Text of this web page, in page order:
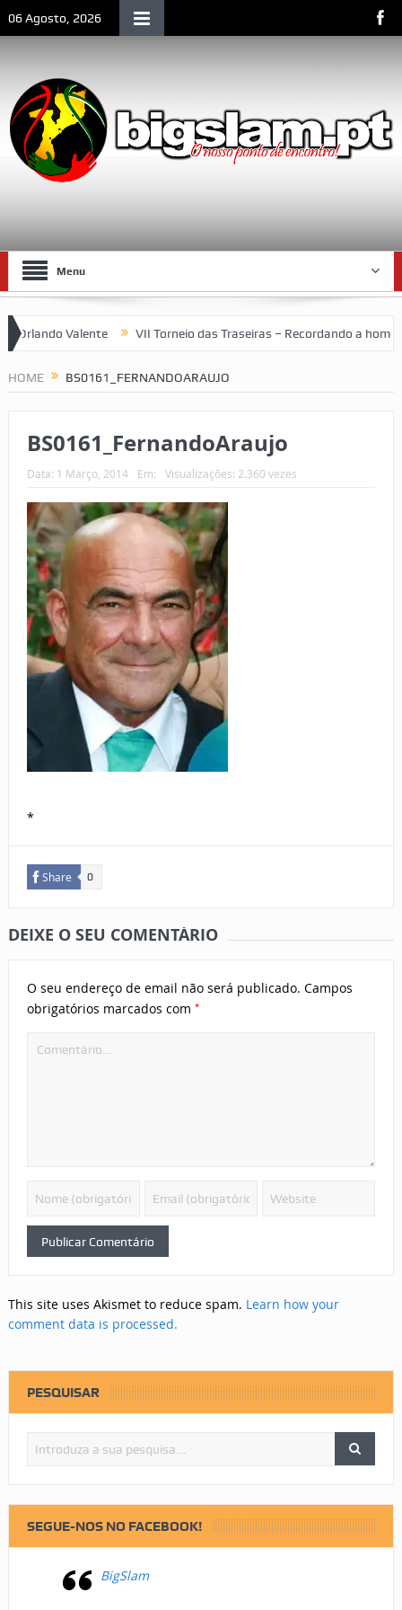
06 Agosto, 2026
Menu
Valente VII Torneio das Traseiras – Recordando a
HOME BS0161_FERNANDOARAUJO
BS0161_FernandoAraujo
Data: 1 Março, 2014 Em: Visualizações: 2.360 vezes
*
Share 0
DEIXE O SEU COMENTÁRIO
O seu endereço de email não será publicado. Campos
obrigatórios marcados com *
This site uses Akismet to reduce spam. Learn how your
comment data is processed.
PESQUISAR
SEGUE-NOS NO FACEBOOK!
BigSlam